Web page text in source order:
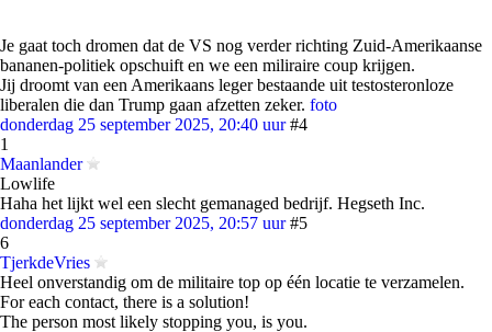
Je gaat toch dromen dat de VS nog verder richting Zuid-Amerikaanse
bananen-politiek opschuift en we een miliraire coup krijgen.
Jij droomt van een Amerikaans leger bestaande uit testosteronloze
liberalen die dan Trump gaan afzetten zeker. foto
donderdag 25 september 2025, 20:40 uur #4
1
Maanlander
Lowlife
Haha het lijkt wel een slecht gemanaged bedrijf. Hegseth Inc.
donderdag 25 september 2025, 20:57 uur #5
6
TjerkdeVries
Heel onverstandig om de militaire top op één locatie te verzamelen.
For each contact, there is a solution!
The person most likely stopping you, is you.